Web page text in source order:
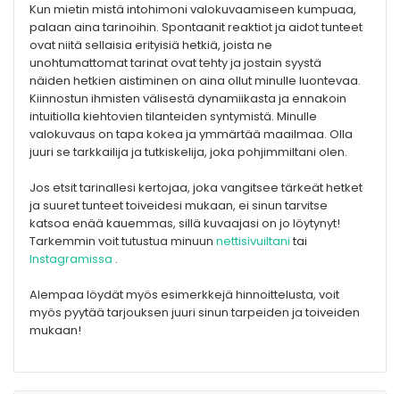
Kun mietin mistä intohimoni valokuvaamiseen kumpuaa,
palaan aina tarinoihin. Spontaanit reaktiot ja aidot tunteet
ovat niitä sellaisia erityisiä hetkiä, joista ne
unohtumattomat tarinat ovat tehty ja jostain syystä
näiden hetkien aistiminen on aina ollut minulle luontevaa.
Kiinnostun ihmisten välisestä dynamiikasta ja ennakoin
intuitiolla kiehtovien tilanteiden syntymistä. Minulle
valokuvaus on tapa kokea ja ymmärtää maailmaa. Olla
juuri se tarkkailija ja tutkiskelija, joka pohjimmiltani olen.
Jos etsit tarinallesi kertojaa, joka vangitsee tärkeät hetket
ja suuret tunteet toiveidesi mukaan, ei sinun tarvitse
katsoa enää kauemmas, sillä kuvaajasi on jo löytynyt!
Tarkemmin voit tutustua minuun ​ nettisivuiltani ​ tai ​
Instagramissa ​.
Alempaa löydät myös esimerkkejä hinnoittelusta, voit
myös pyytää tarjouksen juuri sinun tarpeiden ja toiveiden
mukaan!